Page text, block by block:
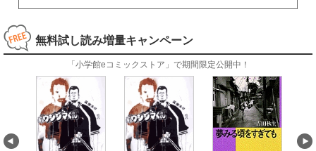
無料試し読み増量キャンペーン
「小学館eコミックストア」で期間限定公開中！